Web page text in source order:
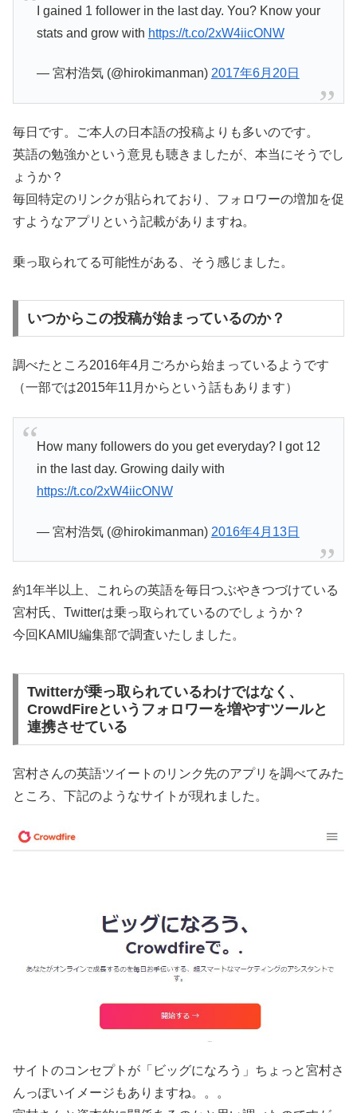
I gained 1 follower in the last day. You? Know your
stats and grow with https://t.co/2xW4iicONW
— 宮村浩気 (@hirokimanman) 2017年6月20日
毎日です。ご本人の日本語の投稿よりも多いのです。
英語の勉強かという意見も聴きましたが、本当にそうでし
ょうか？
毎回特定のリンクが貼られており、フォロワーの増加を促
すようなアプリという記載がありますね。
乗っ取られてる可能性がある、そう感じました。
いつからこの投稿が始まっているのか？
調べたところ2016年4月ごろから始まっているようです
（一部では2015年11月からという話もあります）
How many followers do you get everyday? I got 12
in the last day. Growing daily with
https://t.co/2xW4iicONW
— 宮村浩気 (@hirokimanman) 2016年4月13日
約1年半以上、これらの英語を毎日つぶやきつづけている
宮村氏、Twitterは乗っ取られているのでしょうか？
今回KAMIU編集部で調査いたしました。
Twitterが乗っ取られているわけではなく、
CrowdFireというフォロワーを増やすツールと
連携させている
宮村さんの英語ツイートのリンク先のアプリを調べてみた
ところ、下記のようなサイトが現れました。
サイトのコンセプトが「ビッグになろう」ちょっと宮村さ
んっぽいイメージもありますね。。。